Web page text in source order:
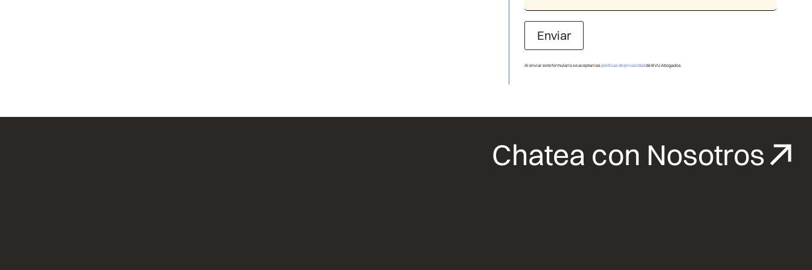
Enviar
Al enviar este formulario se aceptan laspolíticas de privacidadde BVU Abogados.
Chatea con Nosotros